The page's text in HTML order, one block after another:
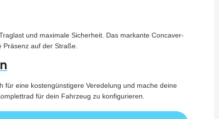
und maximale Sicherheit. Das markante Concaver-
auf der Straße.
für eine kostengünstigere Veredelung und mache deine
für dein Fahrzeug zu konfigurieren.